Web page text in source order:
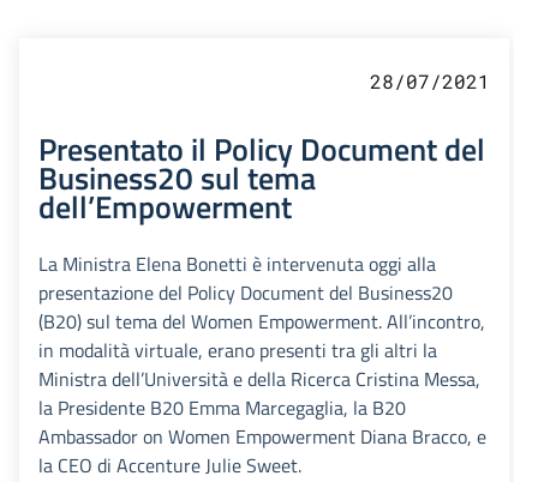
28/07/2021
Presentato il Policy Document del
Business20 sul tema
dell’Empowerment
La Ministra Elena Bonetti è intervenuta oggi alla
presentazione del Policy Document del Business20
(B20) sul tema del Women Empowerment. All’incontro,
in modalità virtuale, erano presenti tra gli altri la
Ministra dell’Università e della Ricerca Cristina Messa,
la Presidente B20 Emma Marcegaglia, la B20
Ambassador on Women Empowerment Diana Bracco, e
la CEO di Accenture Julie Sweet.